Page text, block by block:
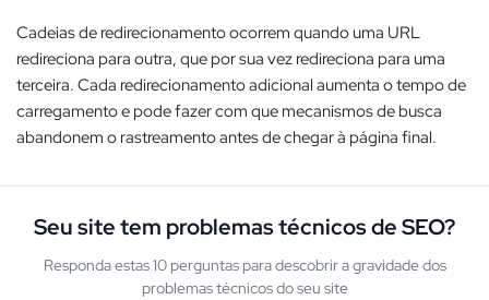
Cadeias de redirecionamento ocorrem quando uma URL
redireciona para outra, que por sua vez redireciona para uma
terceira. Cada redirecionamento adicional aumenta o tempo de
carregamento e pode fazer com que mecanismos de busca
abandonem o rastreamento antes de chegar à página final.​
Seu site tem problemas técnicos de SEO?
Responda estas 10 perguntas para descobrir a gravidade dos
problemas técnicos do seu site